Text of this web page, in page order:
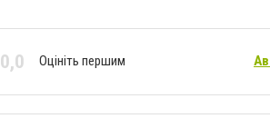
0,0 Оцініть першим